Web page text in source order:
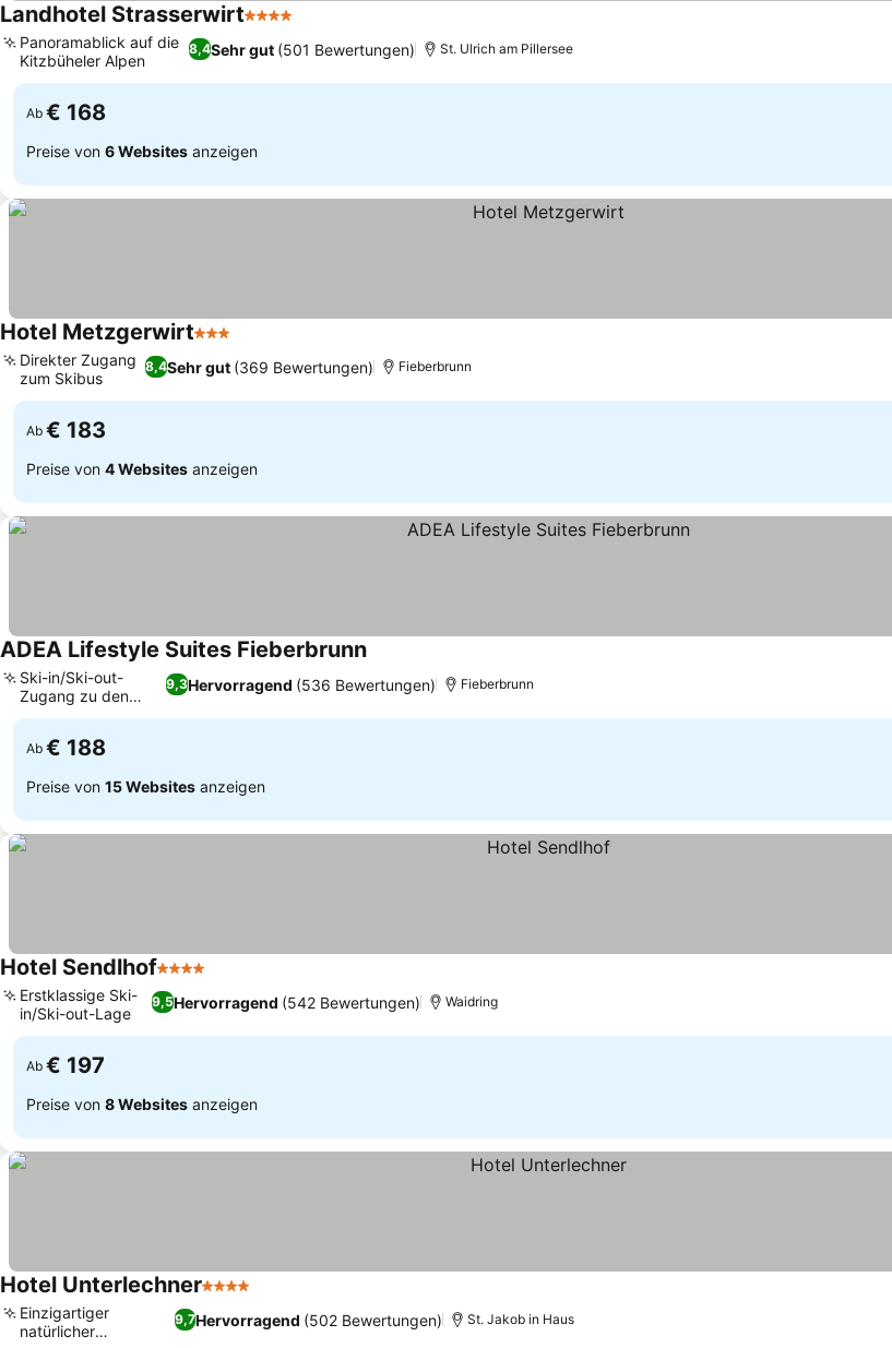
Landhotel Strasserwirt4 Sterne
8,4Sehr gut (501 Bewertungen)
Panoramablick auf die
Kitzbüheler Alpen
St. Ulrich am Pillersee
Ab € 168
Preise von 6 Websites anzeigen
Hotel Metzgerwirt3 Sterne
8,4Sehr gut (369 Bewertungen)
Direkter Zugang
zum Skibus
Fieberbrunn
Ab € 183
Preise von 4 Websites anzeigen
ADEA Lifestyle Suites FieberbrunnPreise sehen
9,3Hervorragend (536 Bewertungen)
Ski-in/Ski-out-
Zugang zu den
Pisten
Fieberbrunn
Ab € 188
Preise von 15 Websites anzeigen
Hotel Sendlhof4 Sterne
9,5Hervorragend (542 Bewertungen)
Erstklassige Ski-
in/Ski-out-Lage
Waidring
Ab € 197
Preise von 8 Websites anzeigen
Hotel Unterlechner4 Sterne
9,7Hervorragend (502 Bewertungen)
Einzigartiger
natürlicher
St. Jakob in Haus